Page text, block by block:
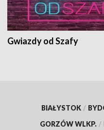
Gwiazdy od Szafy
BIAŁYSTOK /
GORZÓW WLKP. /